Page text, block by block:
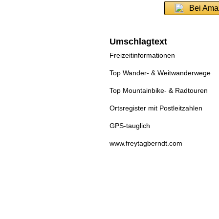
Bei
Umschlagtext
Freizeitinformationen
Top Wander- & Weitwanderwege
Top Mountainbike- & Radtouren
Ortsregister mit Postleitzahlen
GPS-tauglich
www.freytagberndt.com